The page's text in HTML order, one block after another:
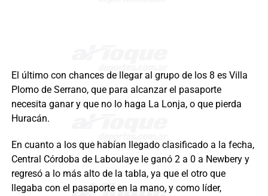
El último con chances de llegar al grupo de los 8 es Villa
Plomo de Serrano, que para alcanzar el pasaporte
necesita ganar y que no lo haga La Lonja, o que pierda
Huracán.
En cuanto a los que habían llegado clasificado a la fecha,
Central Córdoba de Laboulaye le ganó 2 a 0 a Newbery y
regresó a lo más alto de la tabla, ya que el otro que
llegaba con el pasaporte en la mano, y como líder,